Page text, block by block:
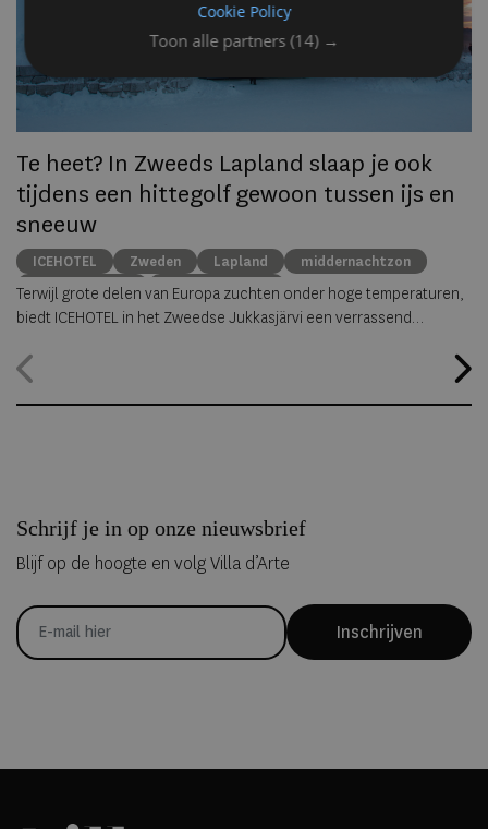
Te heet? In Zweeds Lapland slaap je ook
tijdens een hittegolf gewoon tussen ijs en
sneeuw
ICEHOTEL Zweden Lapland
middernachtzon
summer travel
Arctische reizen
Terwijl grote delen van Europa zuchten onder hoge temperaturen,
biedt ICEHOTEL in het Zweedse Jukkasjärvi een verrassend
hele jaar geopend, waardoor gasten zelfs midden in de zomer
Schrijf je in op onze nieuwsbrief
Blijf op de hoogte en volg Villa d’Arte
Inschrijven
Toon alle partners (14) →
Cookie Policy